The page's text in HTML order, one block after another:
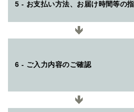
5 - お支払い方法、お届け時間等の
6 - ご入力内容のご確認